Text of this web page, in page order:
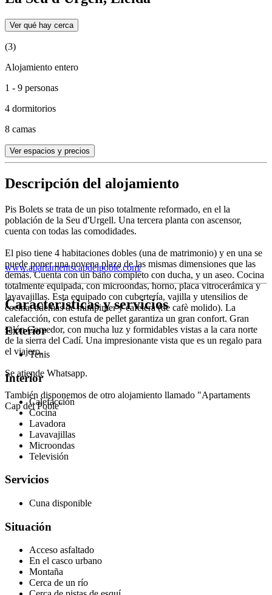
Ver qué hay cerca
(3)
Alojamiento entero
1 - 9 personas
4 dormitorios
8 camas
Ver espacios y precios
Descripción del alojamiento
Pis Bolets se trata de un piso totalmente reformado, en el la
población de la Seu d'Urgell. Una tercera planta con ascensor,
cuenta con todas las comodidades.
El piso tiene 4 habitaciones dobles (una de matrimonio) y en una se
puede poner una novena plaza de las mismas dimensiones que las
demás. Cuenta con un baño completo con ducha, y un aseo. Cocina
totalmente equipada, con microondas, horno, placa vitrocerámica y
lavavajillas. Esta equipado con cubertería, vajilla y utensilios de
cocina, ademas de minipimer y cafetera (de cafè molido). La
calefacción, con estufa de pellet garantiza un gran confort. Gran
salón Comedor, con mucha luz y formidables vistas a la cara norte
de la sierra del Cadí. Una impresionante vista que es un regalo para
el viajero.
Se atiende Whatsapp.
También disponemos de otro alojamiento llamado "Apartaments
Cap del Poble"
www.apartamentscapdelpoble.com/
Características y servicios
Exterior
Tenis
Interior
Calefacción
Cocina
Lavadora
Lavavajillas
Microondas
Televisión
Servicios
Cuna disponible
Situación
Acceso asfaltado
En el casco urbano
Montaña
Cerca de un río